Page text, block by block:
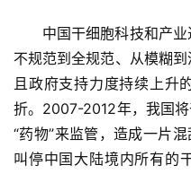
中国干细胞科技和产
不规范到全规范、从模糊到
且政府支持力度持续上升
折。2007-2012年，我国
“药物”来监管，造成一片
叫停中国大陆境内所有的